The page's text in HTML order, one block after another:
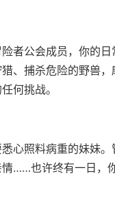
者公会成员，你的
、捕杀危险的野兽，
何挑战。
心照料病重的妹妹。
……也许终有一日，